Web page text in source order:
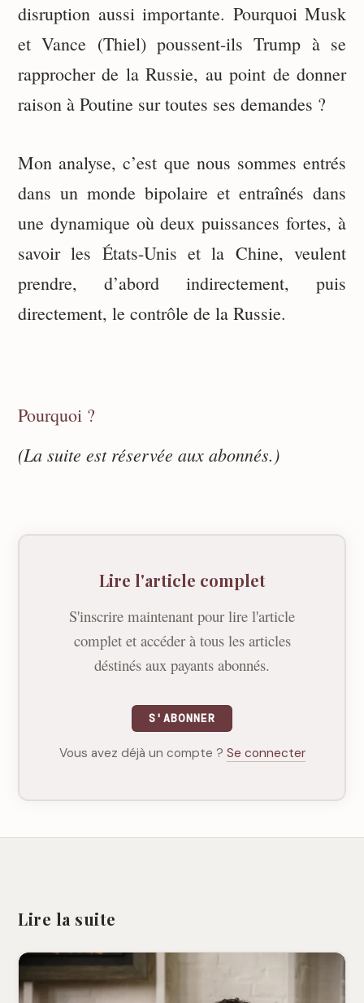
disruption aussi importante. Pourquoi Musk
et Vance (Thiel) poussent-ils Trump à se
rapprocher de la Russie, au point de donner
raison à Poutine sur toutes ses demandes ?
Mon analyse, c’est que nous sommes entrés
dans un monde bipolaire et entraînés dans
une dynamique où deux puissances fortes, à
savoir les États-Unis et la Chine, veulent
prendre, d’abord indirectement, puis
directement, le contrôle de la Russie.
Pourquoi ?
(La suite est réservée aux abonnés.)
Lire l'article complet
S'inscrire maintenant pour lire l'article
complet et accéder à tous les articles
déstinés aux payants abonnés.
S'ABONNER
Vous avez déjà un compte ? Se connecter
Lire la suite